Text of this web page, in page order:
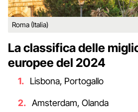
Roma (Italia)
La classifica delle
europee del 2024
Lisbona, Portogallo
Amsterdam, Olanda